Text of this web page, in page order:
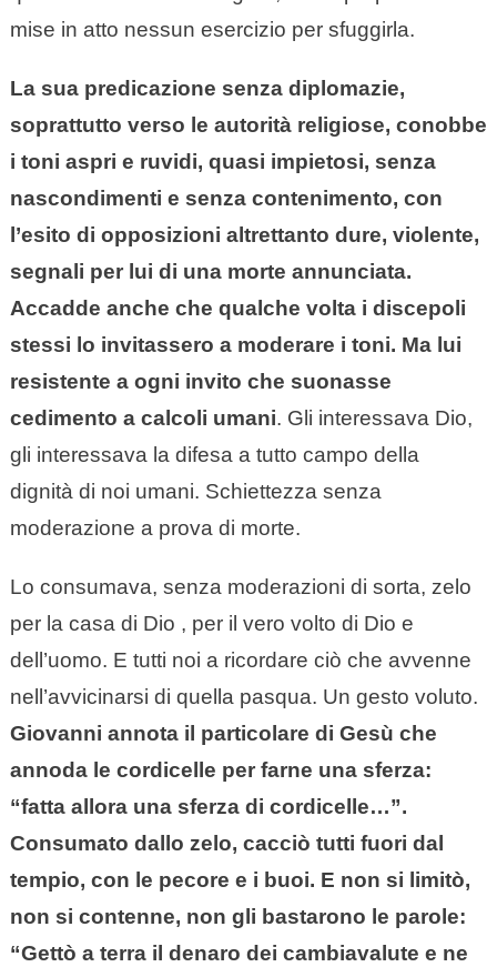
mise in atto nessun esercizio per sfuggirla.
La sua predicazione senza diplomazie,
soprattutto verso le autorità religiose, conobbe
i toni aspri e ruvidi, quasi impietosi, senza
nascondimenti e senza contenimento, con
l’esito di opposizioni altrettanto dure, violente,
segnali per lui di una morte annunciata.
Accadde anche che qualche volta i discepoli
stessi lo invitassero a moderare i toni. Ma lui
resistente a ogni invito che suonasse
cedimento a calcoli umani. Gli interessava Dio,
gli interessava la difesa a tutto campo della
dignità di noi umani. Schiettezza senza
moderazione a prova di morte.
Lo consumava, senza moderazioni di sorta, zelo
per la casa di Dio , per il vero volto di Dio e
dell’uomo. E tutti noi a ricordare ciò che avvenne
nell’avvicinarsi di quella pasqua. Un gesto voluto.
Giovanni annota il particolare di Gesù che
annoda le cordicelle per farne una sferza:
“fatta allora una sferza di cordicelle…”.
Consumato dallo zelo, cacciò tutti fuori dal
tempio, con le pecore e i buoi. E non si limitò,
non si contenne, non gli bastarono le parole:
“Gettò a terra il denaro dei cambiavalute e ne